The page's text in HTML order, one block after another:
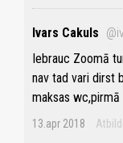
Ivars Cakuls
Iebrauc Zoomā
nav tad vari dirst
maksas wc,pirmā
13.apr 2018